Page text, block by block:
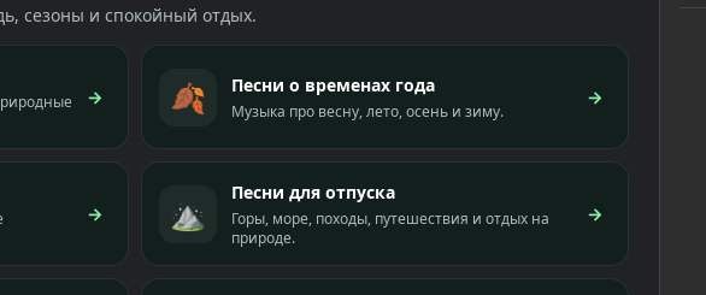
сезоны и спокойный отдых.
→ 🍂 Песни о временах года
Музыка про весну, лето, осень и зиму.
→
→ ⛰️
Песни для отпуска
Горы, море, походы, путешествия и отдых на
природе.
→